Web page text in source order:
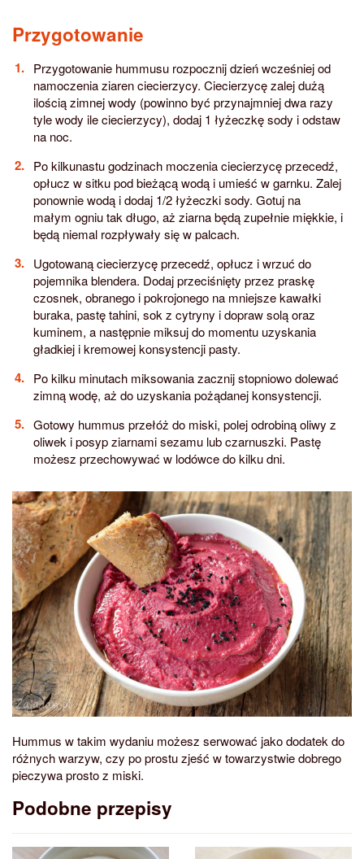
Przygotowanie
Przygotowanie hummusu rozpocznij dzień wcześniej od
namoczenia ziaren ciecierzycy. Ciecierzycę zalej dużą
ilością zimnej wody (powinno być przynajmniej dwa razy
tyle wody ile ciecierzycy), dodaj 1 łyżeczkę sody i odstaw
na noc.
Po kilkunastu godzinach moczenia ciecierzycę przecedź,
opłucz w sitku pod bieżącą wodą i umieść w garnku. Zalej
ponownie wodą i dodaj 1/2 łyżeczki sody. Gotuj na
małym ogniu tak długo, aż ziarna będą zupełnie miękkie, i
będą niemal rozpływały się w palcach.
Ugotowaną ciecierzycę przecedź, opłucz i wrzuć do
pojemnika blendera. Dodaj przeciśnięty przez praskę
czosnek, obranego i pokrojonego na mniejsze kawałki
buraka, pastę tahini, sok z cytryny i dopraw solą oraz
kuminem, a następnie miksuj do momentu uzyskania
gładkiej i kremowej konsystencji pasty.
Po kilku minutach miksowania zacznij stopniowo dolewać
zimną wodę, aż do uzyskania pożądanej konsystencji.
Gotowy hummus przełóż do miski, polej odrobiną oliwy z
oliwek i posyp ziarnami sezamu lub czarnuszki. Pastę
możesz przechowywać w lodówce do kilku dni.
Hummus w takim wydaniu możesz serwować jako dodatek do
różnych warzyw, czy po prostu zjeść w towarzystwie dobrego
pieczywa prosto z miski.
Podobne przepisy